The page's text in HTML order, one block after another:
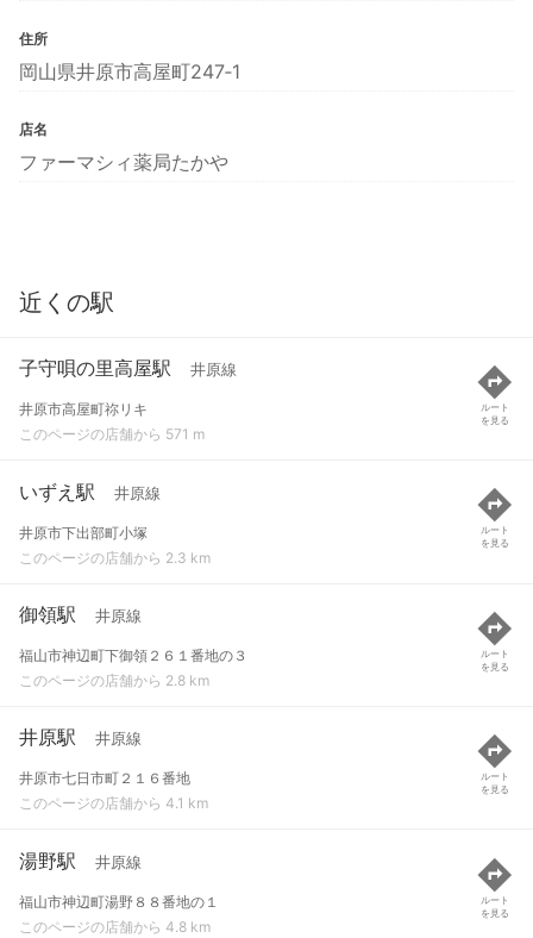
住所
岡山県井原市高屋町247‐1
店名
ファーマシィ薬局たかや
近くの駅
子守唄の里高屋駅 井原線
井原市高屋町祢リキ
このページの店舗から 571 m
ルート
を見る
いずえ駅 井原線
井原市下出部町小塚
このページの店舗から 2.3 km
ルート
を見る
御領駅 井原線
福山市神辺町下御領２６１番地の３
このページの店舗から 2.8 km
ルート
を見る
井原駅 井原線
井原市七日市町２１６番地
このページの店舗から 4.1 km
ルート
を見る
湯野駅 井原線
福山市神辺町湯野８８番地の１
このページの店舗から 4.8 km
ルート
を見る